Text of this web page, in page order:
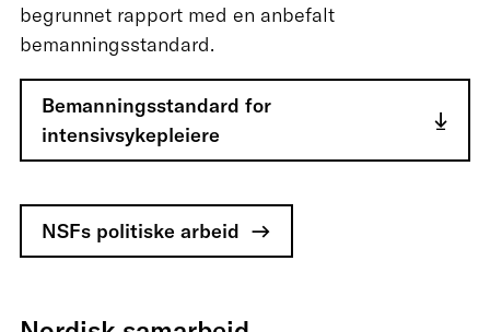
begrunnet rapport med en anbefalt
bemanningsstandard.
Bemanningsstandard for
intensivsykepleiere
NSFs politiske arbeid